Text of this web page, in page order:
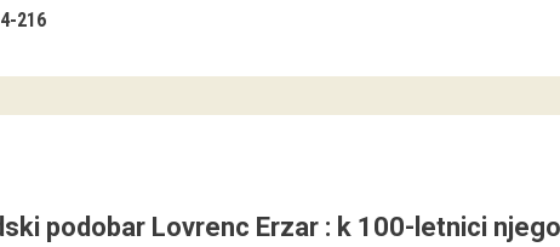
216
podobar Lovrenc Erzar : k 100-letnici